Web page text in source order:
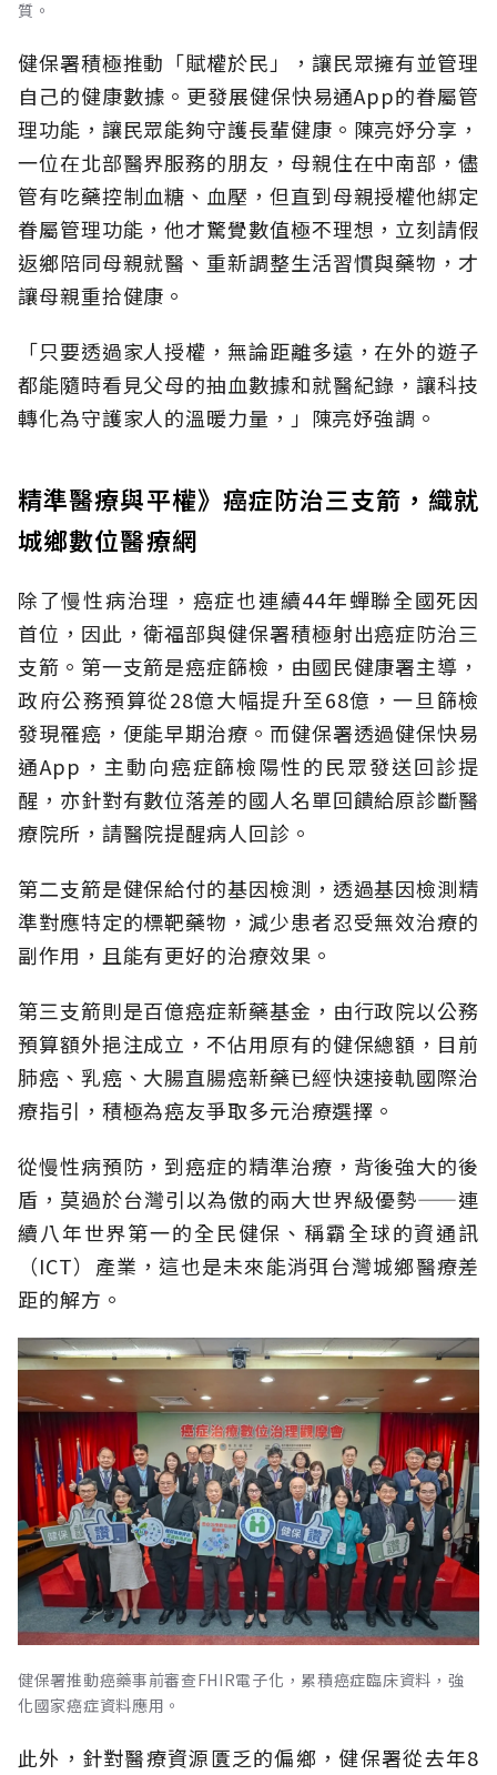
質。
健保署積極推動「賦權於民」，讓民眾擁有並管理
自己的健康數據。更發展健保快易通App的眷屬管
理功能，讓民眾能夠守護長輩健康。陳亮妤分享，
一位在北部醫界服務的朋友，母親住在中南部，儘
管有吃藥控制血糖、血壓，但直到母親授權他綁定
眷屬管理功能，他才驚覺數值極不理想，立刻請假
返鄉陪同母親就醫、重新調整生活習慣與藥物，才
讓母親重拾健康。
「只要透過家人授權，無論距離多遠，在外的遊子
都能隨時看見父母的抽血數據和就醫紀錄，讓科技
轉化為守護家人的溫暖力量，」陳亮妤強調。
精準醫療與平權》癌症防治三支箭，織就
城鄉數位醫療網
除了慢性病治理，癌症也連續44年蟬聯全國死因
首位，因此，衛福部與健保署積極射出癌症防治三
支箭。第一支箭是癌症篩檢，由國民健康署主導，
政府公務預算從28億大幅提升至68億，一旦篩檢
發現罹癌，便能早期治療。而健保署透過健保快易
通App，主動向癌症篩檢陽性的民眾發送回診提
醒，亦針對有數位落差的國人名單回饋給原診斷醫
療院所，請醫院提醒病人回診。
第二支箭是健保給付的基因檢測，透過基因檢測精
準對應特定的標靶藥物，減少患者忍受無效治療的
副作用，且能有更好的治療效果。
第三支箭則是百億癌症新藥基金，由行政院以公務
預算額外挹注成立，不佔用原有的健保總額，目前
肺癌、乳癌、大腸直腸癌新藥已經快速接軌國際治
療指引，積極為癌友爭取多元治療選擇。
從慢性病預防，到癌症的精準治療，背後強大的後
盾，莫過於台灣引以為傲的兩大世界級優勢——連
續八年世界第一的全民健保、稱霸全球的資通訊
（ICT）產業，這也是未來能消弭台灣城鄉醫療差
距的解方。
健保署推動癌藥事前審查FHIR電子化，累積癌症臨床資料，強
化國家癌症資料應用。
此外，針對醫療資源匱乏的偏鄉，健保署從去年8